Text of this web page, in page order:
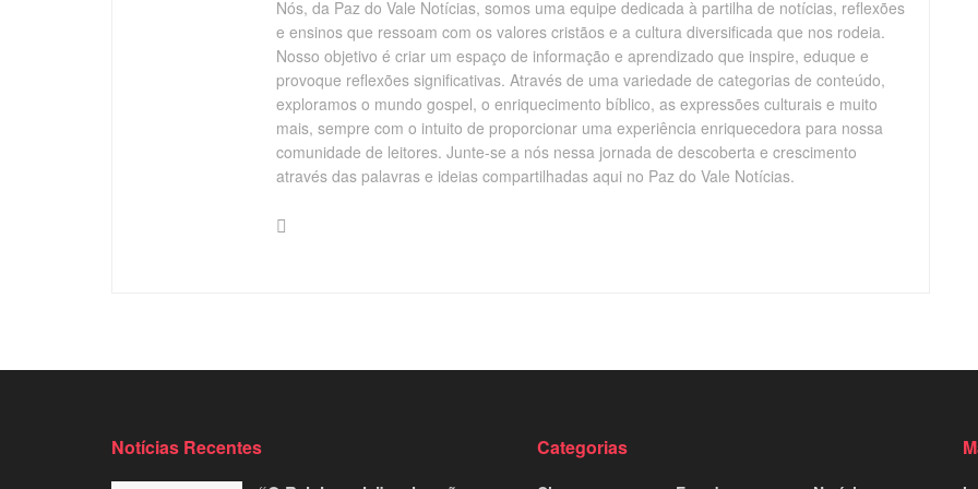
Nós, da Paz do Vale Notícias, somos uma equipe dedicada à partilha de notícias, reflexões
e ensinos que ressoam com os valores cristãos e a cultura diversificada que nos rodeia.
Nosso objetivo é criar um espaço de informação e aprendizado que inspire, eduque e
provoque reflexões significativas. Através de uma variedade de categorias de conteúdo,
exploramos o mundo gospel, o enriquecimento bíblico, as expressões culturais e muito
mais, sempre com o intuito de proporcionar uma experiência enriquecedora para nossa
comunidade de leitores. Junte-se a nós nessa jornada de descoberta e crescimento
através das palavras e ideias compartilhadas aqui no Paz do Vale Notícias.
Notícias Recentes Categorias